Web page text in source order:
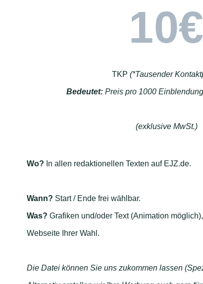
10€
TKP (*Tausender
Bedeutet: Preis pro 1000
(exklusive MwSt.)
Wo? In allen redaktionellen Texten auf EJZ.de.
Wann? Start / Ende frei wählbar.
Was? Grafiken und/oder Text (Animation
Webseite Ihrer Wahl.
Die Datei können Sie uns zukommen lassen